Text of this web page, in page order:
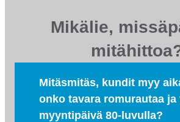
Mikälie,
Mitäsmitäs, kundit myy
onko tavara romurautaa ja
myyntipäivä 80-luvulla?